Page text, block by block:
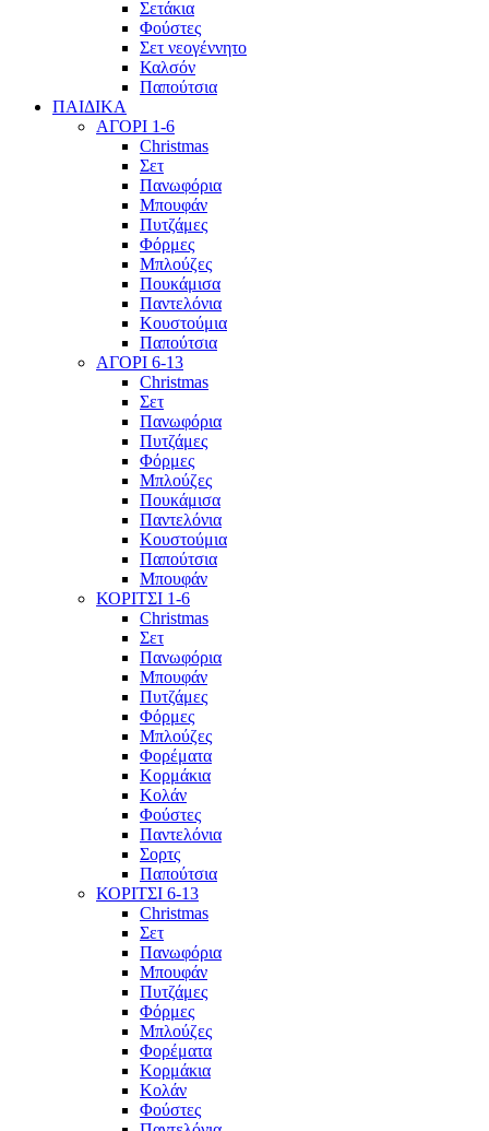
Σετάκια
Φούστες
Σετ νεογέννητο
Καλσόν
Παπούτσια
ΠΑΙΔΙΚΑ
ΑΓΟΡΙ 1-6
Christmas
Σετ
Πανωφόρια
Μπουφάν
Πυτζάμες
Φόρμες
Μπλούζες
Πουκάμισα
Παντελόνια
Κουστούμια
Παπούτσια
ΑΓΟΡΙ 6-13
Christmas
Σετ
Πανωφόρια
Πυτζάμες
Φόρμες
Μπλούζες
Πουκάμισα
Παντελόνια
Κουστούμια
Παπούτσια
Μπουφάν
ΚΟΡΙΤΣΙ 1-6
Christmas
Σετ
Πανωφόρια
Μπουφάν
Πυτζάμες
Φόρμες
Μπλούζες
Φορέματα
Κορμάκια
Κολάν
Φούστες
Παντελόνια
Σορτς
Παπούτσια
ΚΟΡΙΤΣΙ 6-13
Christmas
Σετ
Πανωφόρια
Μπουφάν
Πυτζάμες
Φόρμες
Μπλούζες
Φορέματα
Κορμάκια
Κολάν
Φούστες